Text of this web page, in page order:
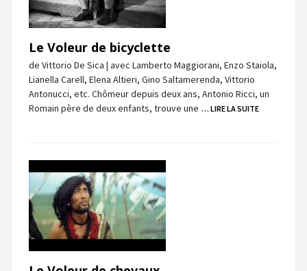
Le Voleur de bicyclette
de Vittorio De Sica | avec Lamberto Maggiorani, Enzo Staiola,
Lianella Carell, Elena Altieri, Gino Saltamerenda, Vittorio
Antonucci, etc. Chômeur depuis deux ans, Antonio Ricci, un
Romain père de deux enfants, trouve une … LIRE LA SUITE